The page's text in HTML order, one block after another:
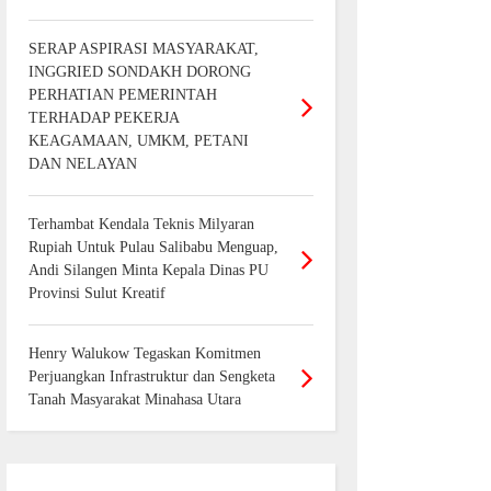
SERAP ASPIRASI MASYARAKAT,
INGGRIED SONDAKH DORONG
PERHATIAN PEMERINTAH
TERHADAP PEKERJA
KEAGAMAAN, UMKM, PETANI
DAN NELAYAN
Terhambat Kendala Teknis Milyaran
Rupiah Untuk Pulau Salibabu Menguap,
Andi Silangen Minta Kepala Dinas PU
Provinsi Sulut Kreatif
Henry Walukow Tegaskan Komitmen
Perjuangkan Infrastruktur dan Sengketa
Tanah Masyarakat Minahasa Utara